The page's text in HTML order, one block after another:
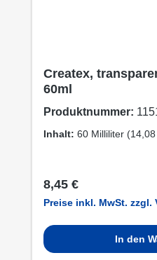
Createx,
60ml
Produktnummer:
Inhalt: 60 Milliliter
Regulärer Preis:
8,45 €
Preise inkl. MwSt. zzgl.
In den